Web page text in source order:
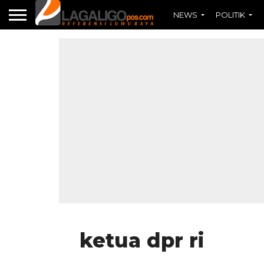
NEWS POLITIK
ketua dpr ri